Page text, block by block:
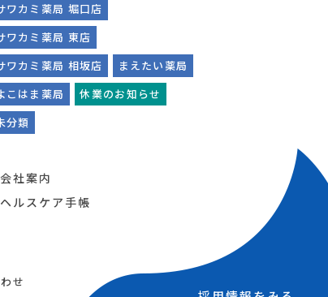
ワカミ薬局 堀口店
ワカミ薬局 東店
ワカミ薬局 相坂店
まえたい薬局
こはま薬局
休業のお知らせ
分類
会社案内
ヘルスケア手帳
せ